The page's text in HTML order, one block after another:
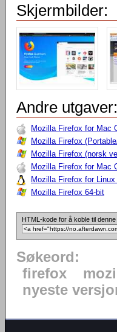
Skjermbilder:
Andre utgaver:
Mozilla Firefox for Mac
Mozilla Firefox
Mozilla Firefox (norsk
Mozilla Firefox for Mac
Mozilla Firefox for
Mozilla Firefox 64-bit
HTML-kode for å koble til denne
Søkeord:
firefox
nyeste